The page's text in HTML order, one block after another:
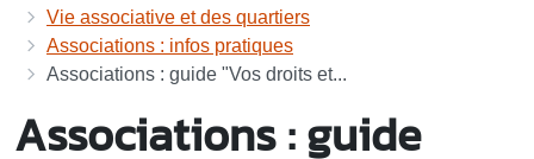
Vie associative et des quartiers
Associations : infos pratiques
Associations : guide "Vos droits et...
Associations : guide